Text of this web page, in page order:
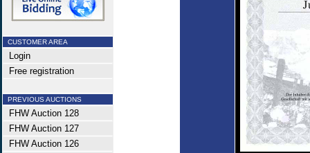
CUSTOMER AREA
Login
Free registration
PREVIOUS AUCTIONS
FHW Auction 128
FHW Auction 127
FHW Auction 126